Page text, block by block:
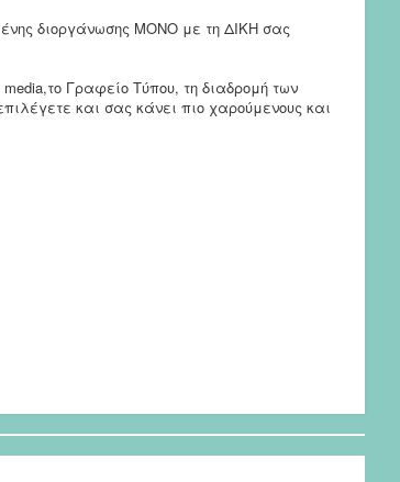
διοργάνωσης ΜΟΝΟ με τη ΔΙΚΗ σας
Γραφείο Τύπου, τη διαδρομή των
και σας κάνει πιο χαρούμενους και